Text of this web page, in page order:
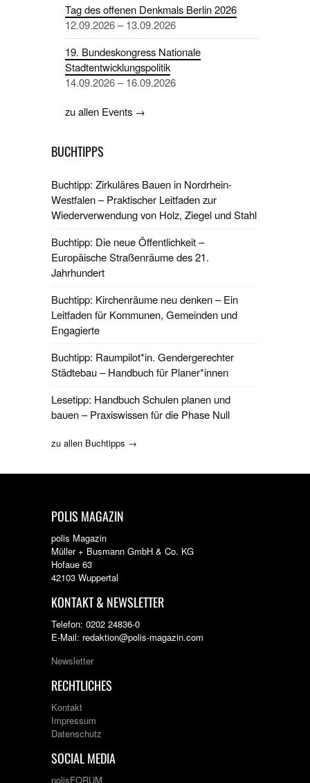
Tag des offenen Denkmals Berlin 2026
12.09.2026 – 13.09.2026
19. Bundeskongress Nationale
Stadtentwicklungspolitik
14.09.2026 – 16.09.2026
zu allen Events →
BUCHTIPPS
Buchtipp: Zirkuläres Bauen in Nordrhein-
Westfalen – Praktischer Leitfaden zur
Wiederverwendung von Holz, Ziegel und Stahl
Buchtipp: Die neue Öffentlichkeit –
Europäische Straßenräume des 21.
Jahrhundert
Buchtipp: Kirchenräume neu denken – Ein
Leitfaden für Kommunen, Gemeinden und
Engagierte
Buchtipp: Raumpilot*in. Gendergerechter
Städtebau – Handbuch für Planer*innen
Lesetipp: Handbuch Schulen planen und
bauen – Praxiswissen für die Phase Null
zu allen Buchtipps →
POLIS MAGAZIN
polis Magazin
Müller + Busmann GmbH & Co. KG
Hofaue 63
42103 Wuppertal
KONTAKT & NEWSLETTER
Telefon: 0202 24836-0
E-Mail: redaktion@polis-magazin.com
Newsletter
RECHTLICHES
Kontakt
Impressum
Datenschutz
SOCIAL MEDIA
polisFORUM